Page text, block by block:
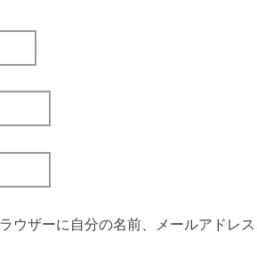
ウザーに自分の名前、メールアドレ